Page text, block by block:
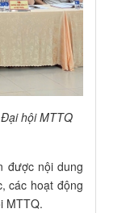
hội MTTQ
được nội dung
các hoạt động
MTTQ.